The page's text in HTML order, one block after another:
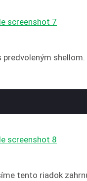
predvoleným
tento riadok